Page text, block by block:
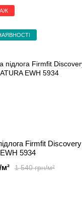
Firmfit Discovery
5934
1 540 грн/м²
м²